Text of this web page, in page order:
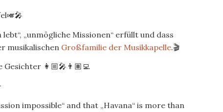
„unmögliche Missionen“ erfüllt und dass
musikalischen Großfamilie der Musikkapelle.🎬
Gesichter 👩🏼‍🎤👨🏽‍💻
impossible“ and that „Havana“ is more than